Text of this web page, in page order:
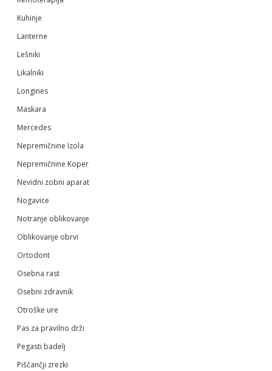
Kuhinje
Lanterne
Lešniki
Likalniki
Longines
Maskara
Mercedes
Nepremičnine Izola
Nepremičnine Koper
Nevidni zobni aparat
Nogavice
Notranje oblikovanje
Oblikovanje obrvi
Ortodont
Osebna rast
Osebni zdravnik
Otroške ure
Pas za pravilno drži
Pegasti badelj
Piščančji zrezki